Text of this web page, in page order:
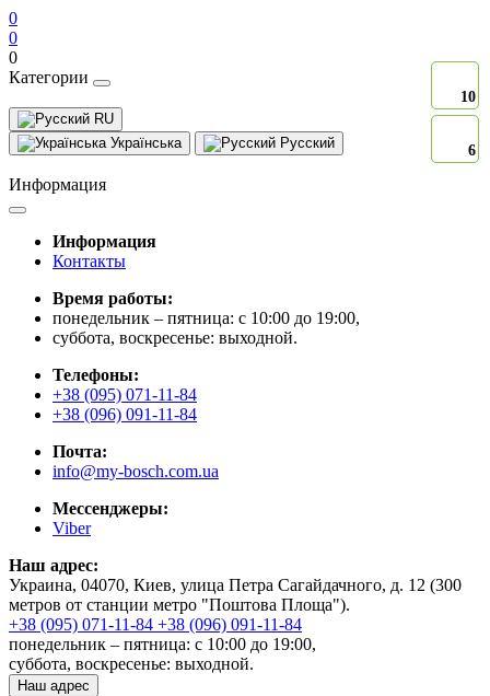
0
0
0
Категории
RU
Українська
Русский
Информация
Информация
Контакты
Время работы:
понедельник – пятница: с 10:00 до 19:00,
суббота, воскресенье: выходной.
Телефоны:
+38 (095) 071-11-84
+38 (096) 091-11-84
Почта:
info@my-bosch.com.ua
Мессенджеры:
Viber
Наш адрес:
Украина, 04070, Киев, улица Петра Сагайдачного, д. 12 (300
метров от станции метро "Поштова Площа").
+38 (095) 071-11-84 +38 (096) 091-11-84
понедельник – пятница: с 10:00 до 19:00,
суббота, воскресенье: выходной.
Наш адрес
10
6
10
6